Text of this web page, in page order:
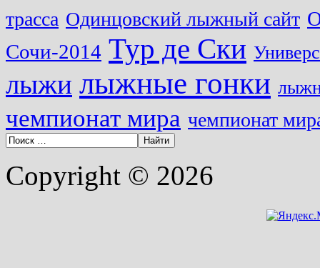
трасса Одинцовский лыжный сайт
Сочи-2014 Тур де Ски
лыжи лыжные гонки
чемпионат мира чемпионат
Copyright © 2026